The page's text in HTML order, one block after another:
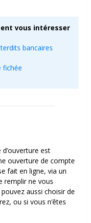
vous intéresser
bancaires
fichée
est
ouverture de compte
fait en ligne, via un
remplir ne vous
aussi choisir de
ou si vous n’êtes